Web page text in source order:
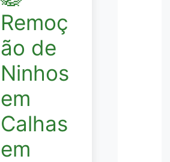
Remoç
ão de
Ninhos
em
Calhas
em